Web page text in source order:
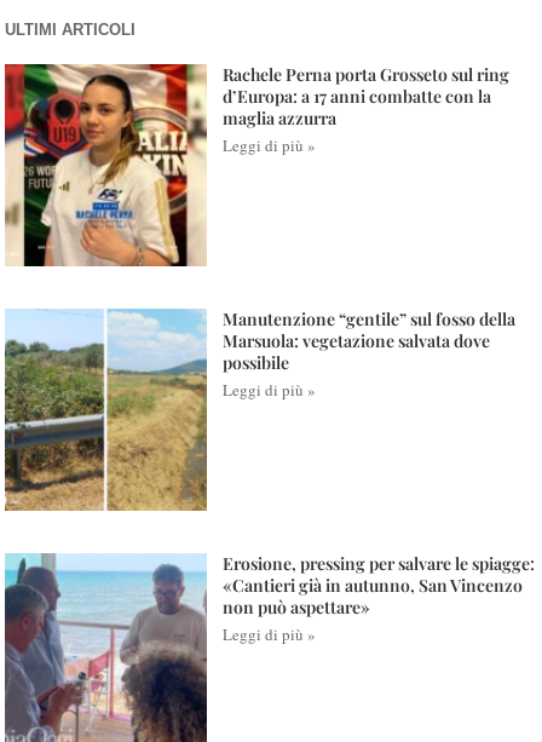
ULTIMI ARTICOLI
Rachele Perna porta Grosseto sul ring
d’Europa: a 17 anni combatte con la
maglia azzurra
Leggi di più »
Manutenzione “gentile” sul fosso della
Marsuola: vegetazione salvata dove
possibile
Leggi di più »
Erosione, pressing per salvare le spiagge:
«Cantieri già in autunno, San Vincenzo
non può aspettare»
Leggi di più »